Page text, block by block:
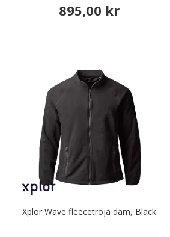
895,00 kr
Xplor Wave fleecetröja dam, Black